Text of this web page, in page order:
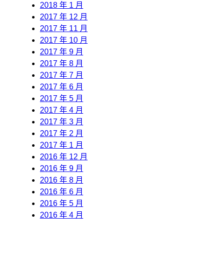
2018 年 1 月
2017 年 12 月
2017 年 11 月
2017 年 10 月
2017 年 9 月
2017 年 8 月
2017 年 7 月
2017 年 6 月
2017 年 5 月
2017 年 4 月
2017 年 3 月
2017 年 2 月
2017 年 1 月
2016 年 12 月
2016 年 9 月
2016 年 8 月
2016 年 6 月
2016 年 5 月
2016 年 4 月